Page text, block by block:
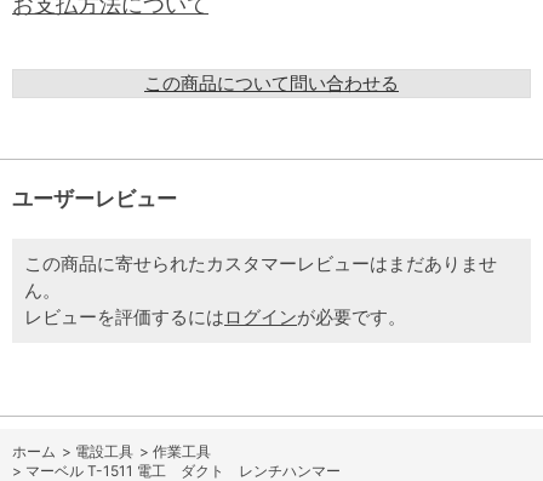
この商品について問い合わせる
ユーザーレビュー
この商品に寄せられたカスタマーレビューはまだありませ
ん。
レビューを評価するにはログインが必要です。
ホーム > 電設工具 > 作業工具
> マーベル T-1511 電工 ダクト レンチハンマー